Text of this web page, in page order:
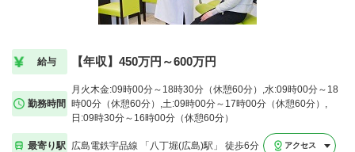
給与 【年収】450万円～600万円
勤務時間
月火木金:09時00分～18時30分（休憩60分）,水:09時00分～18
時00分（休憩60分）,土:09時00分～17時00分（休憩60分）,
日:09時30分～16時00分（休憩60分）
最寄り駅 広島電鉄宇品線 「八丁堀(広島)駅」 徒歩6分 アクセス